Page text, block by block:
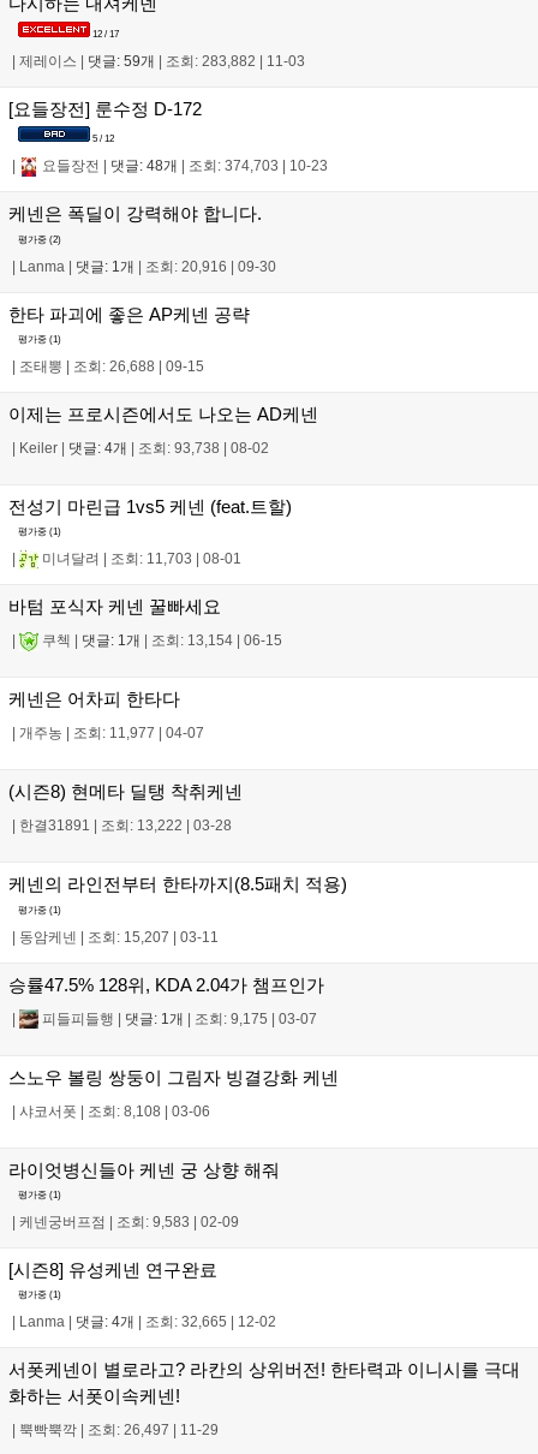
12 / 17
| 제레이스 | 댓글: 59개 | 조회: 283,882 | 11-03
[요들장전] 룬수정 D-172
5 / 12
요들장전 댓글: 48개 조회: 374,703 10-23
케넨은 폭딜이 강력해야 합니다.
평가중 (2)
| Lanma | 댓글: 1개 | 조회: 20,916 | 09-30
한타 파괴에 좋은 AP케넨 공략
평가중 (1)
| 조태뽕 | 조회: 26,688 | 09-15
이제는 프로시즌에서도 나오는 AD케넨
| Keiler | 댓글: 4개 | 조회: 93,738 | 08-02
전성기 마린급 1vs5 케넨 (feat.트할)
평가중 (1)
미녀달려 조회: 11,703 08-01
바텀 포식자 케넨 꿀빠세요
쿠첵 댓글: 1개 조회: 13,154 06-15
케넨은 어차피 한타다
개주농 조회: 11,977 04-07
(시즌8) 현메타 딜탱 착취케넨
한결31891 조회: 13,222 03-28
케넨의 라인전부터 한타까지(8.5패치 적용)
평가중 (1)
| 동암케넨 | 조회: 15,207 | 03-11
승률47.5% 128위, KDA 2.04가 챔프인가
| 피들피들행 | 댓글: 1개 | 조회: 9,175 | 03-07
스노우 볼링 쌍둥이 그림자 빙결강화 케넨
| 샤코서폿 | 조회: 8,108 | 03-06
라이엇병신들아 케넨 궁 상향 해줘
평가중 (1)
케넨궁버프점 조회: 9,583 02-09
[시즌8] 유성케넨 연구완료
평가중 (1)
Lanma 댓글: 4개 조회: 32,665 12-02
서폿케넨이 별로라고? 라칸의 상위버전! 한타력과 이니시를 극대
화하는 서폿이속케넨!
뿍빡뿍깍 조회: 26,497 11-29